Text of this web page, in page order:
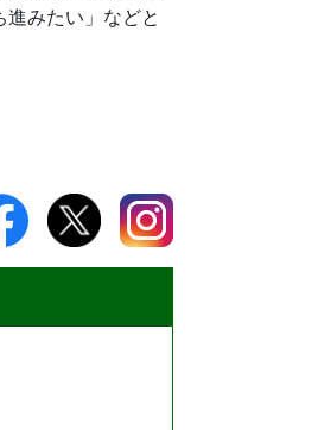
みたい」などと